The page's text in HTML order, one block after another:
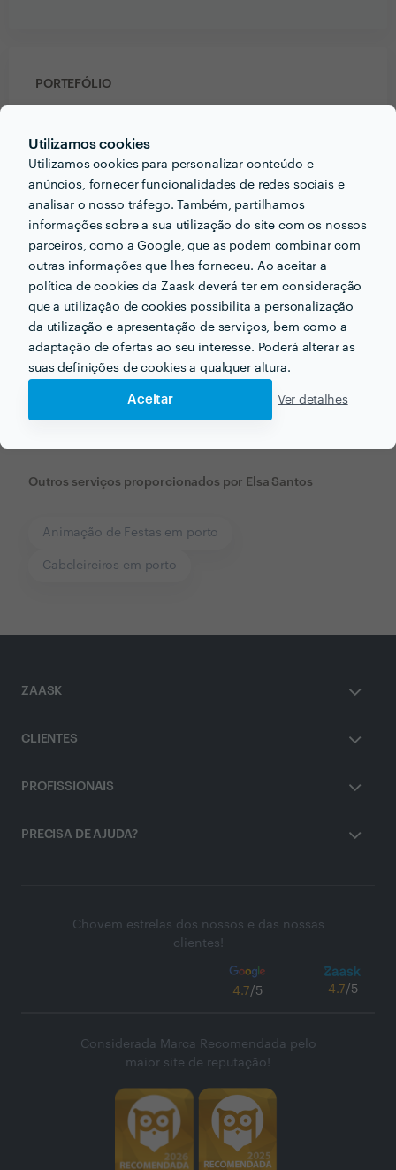
Utilizamos cookies
Utilizamos cookies para personalizar conteúdo e
anúncios, fornecer funcionalidades de redes sociais e
analisar o nosso tráfego. Também, partilhamos
informações sobre a sua utilização do site com os nossos
parceiros, como a Google, que as podem combinar com
outras informações que lhes forneceu. Ao aceitar a
política de cookies da Zaask deverá ter em consideração
que a utilização de cookies possibilita a personalização
da utilização e apresentação de serviços, bem como a
adaptação de ofertas ao seu interesse. Poderá alterar as
suas definições de cookies a qualquer altura.
Aceitar Ver detalhes
PORTEFÓLIO
Receba várias propostas de profissionais como
Elsa Santosem poucas horas.
Outros serviços proporcionados por Elsa Santos
Animação de Festas em porto
Cabeleireiros em porto
ZAASK
CLIENTES
PROFISSIONAIS
PRECISA DE AJUDA?
Chovem estrelas dos nossos e das nossas
clientes!
4.7/5 4.7/5
Considerada Marca Recomendada pelo
maior site de reputação!